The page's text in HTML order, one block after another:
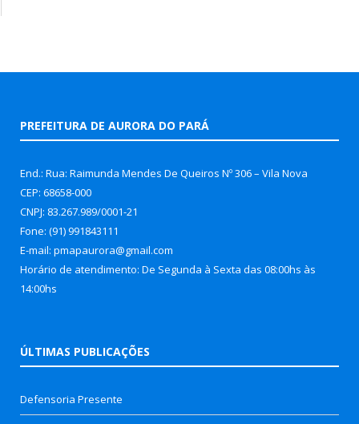
PREFEITURA DE AURORA DO PARÁ
End.: Rua: Raimunda Mendes De Queiros Nº 306 – Vila Nova
CEP: 68658-000
CNPJ: 83.267.989/0001-21
Fone: (91) 991843111
E-mail: pmapaurora@gmail.com
Horário de atendimento: De Segunda à Sexta das 08:00hs às
14:00hs
ÚLTIMAS PUBLICAÇÕES
Defensoria Presente